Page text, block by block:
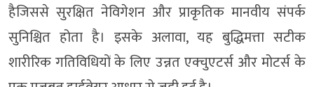
हैजिससे सुरक्षित नेविगेशन और प्राकृतिक मानवीय संपर्क
सुनिश्चित होता है। इसके अलावा, यह बुद्धिमत्ता सटीक
शारीरिक गतिविधियों के लिए उन्नत एक्चुएटर्स और मोटर्स के